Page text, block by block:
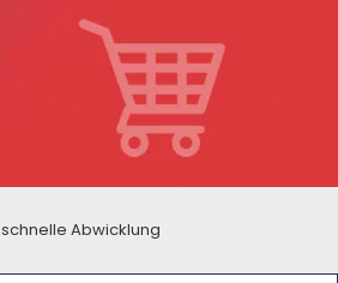
schnelle Abwicklung